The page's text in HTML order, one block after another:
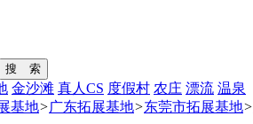
搜 索
金沙滩 真人CS 度假村 农庄 漂流 温泉
基地>广东拓展基地>东莞市拓展基地>